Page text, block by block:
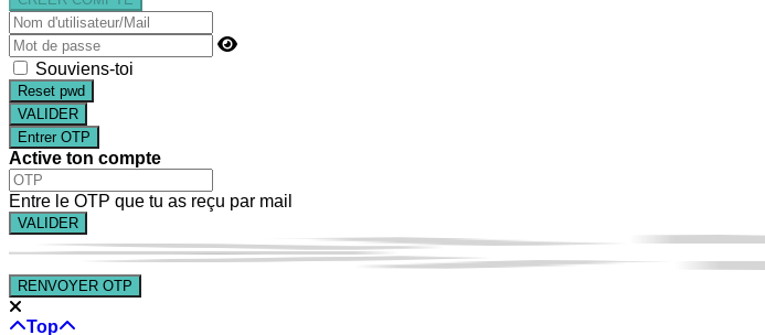
Souviens-toi
Reset pwd
Entrer OTP
Active ton compte
Entre le OTP que tu as reçu par mail
RENVOYER OTP
Top